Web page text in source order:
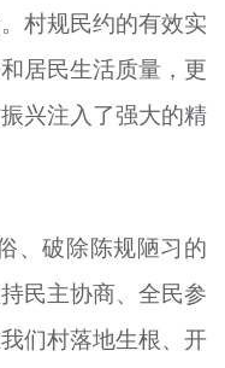
村规民约的有效实
居民生活质量，更
兴注入了强大的精
、破除陈规陋习的
民主协商、全民参
们村落地生根、开